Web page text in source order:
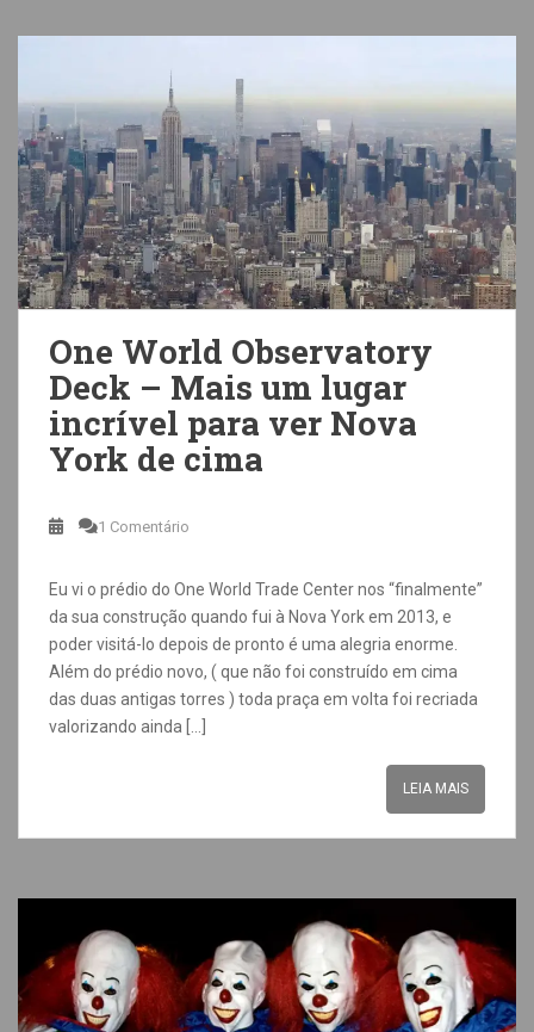
One World Observatory
Deck – Mais um lugar
incrível para ver Nova
York de cima
1 Comentário
Eu vi o prédio do One World Trade Center nos “finalmente”
da sua construção quando fui à Nova York em 2013, e
poder visitá-lo depois de pronto é uma alegria enorme.
Além do prédio novo, ( que não foi construído em cima
das duas antigas torres ) toda praça em volta foi recriada
valorizando ainda […]
LEIA MAIS